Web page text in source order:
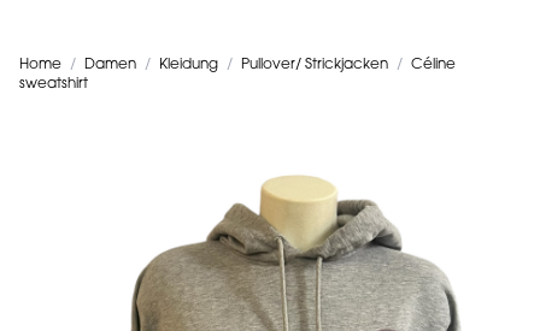
Home / Damen / Kleidung / Pullover/ Strickjacken / Céline
sweatshirt